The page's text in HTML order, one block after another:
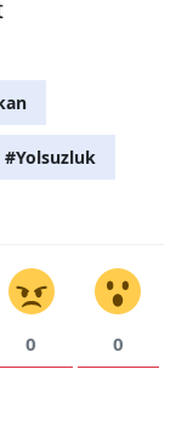
#Yolsuzluk
0 0